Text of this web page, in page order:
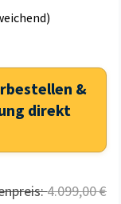
&
direkt
4.099,00 €